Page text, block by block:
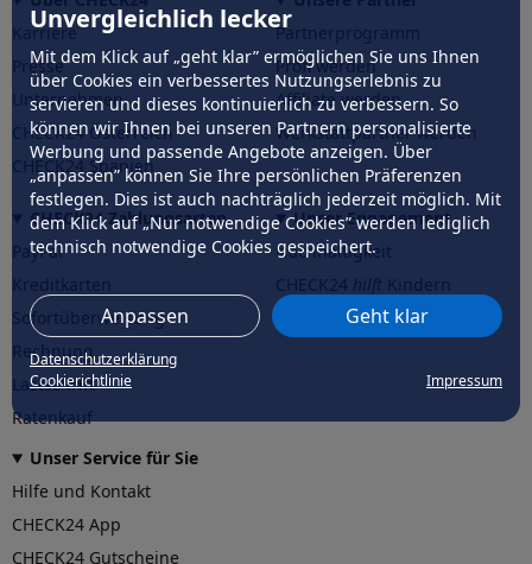
Unvergleichlich lecker
Mit dem Klick auf „geht klar” ermöglichen Sie uns Ihnen
über Cookies ein verbessertes Nutzungserlebnis zu
servieren und dieses kontinuierlich zu verbessern. So
können wir Ihnen bei unseren Partnern personalisierte
Werbung und passende Angebote anzeigen. Über
„anpassen” können Sie Ihre persönlichen Präferenzen
festlegen. Dies ist auch nachträglich jederzeit möglich. Mit
dem Klick auf „Nur notwendige Cookies” werden lediglich
technisch notwendige Cookies gespeichert.
Anpassen Geht klar
Datenschutzerklärung
Cookierichtlinie
Impressum
Karriere
Presse
Unternehmen
CHECK24 Österreich
CHECK24 Spanien
Partnerprogramm
Profi werden
Affiliate werden
Werkstattpartner werden
CHECK24 Zahlungsarten
PayPal
Sofortüberweisung
Rechnung
Lastschrift
Ratenkauf
Unser Engagement
Nachhaltigkeit
CHECK24hilftder Natur
Unser Service für Sie
Hilfe und Kontakt
CHECK24 App
CHECK24 Gutscheine